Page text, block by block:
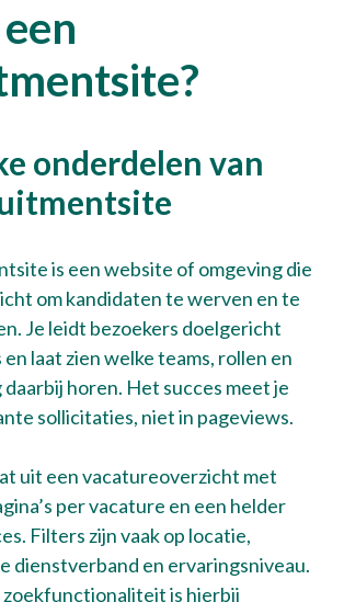
onderdelen van
is een website of omgeving die
om kandidaten te werven en te
Je leidt bezoekers doelgericht
laat zien welke teams, rollen en
horen. Het succes meet je
sollicitaties, niet in pageviews.
uit een vacatureoverzicht met
per vacature en een helder
Filters zijn vaak op locatie,
dienstverband en ervaringsniveau.
is hierbij